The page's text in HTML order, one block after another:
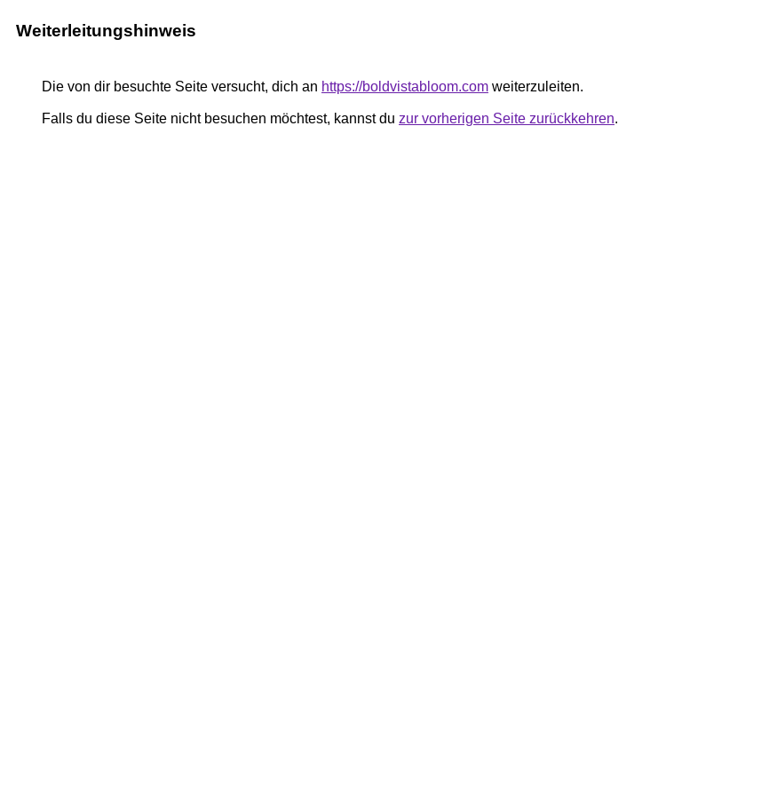
Weiterleitungshinweis
Die von dir besuchte Seite versucht, dich an https://boldvistabloom.com weiterzuleiten.
Falls du diese Seite nicht besuchen möchtest, kannst du zur vorherigen Seite zurückkehren.